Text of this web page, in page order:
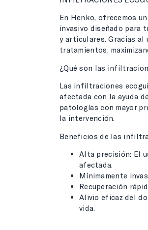
En Henko, ofrecemos
invasivo diseñado para
y articulares. Gracias al
tratamientos,
¿Qué son las
Las infiltraciones
afectada con la ayuda
patologías con mayor
la intervención.
Beneficios de las
Alta precisión: El
afectada.
Mínimamente
Recuperación
Alivio eficaz del
vida.